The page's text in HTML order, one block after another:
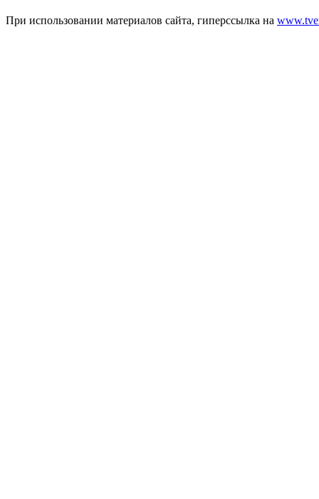
При использовании материалов сайта, гиперссылка на